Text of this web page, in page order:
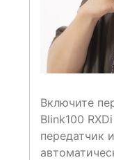
Включите
Blink100
передатчик